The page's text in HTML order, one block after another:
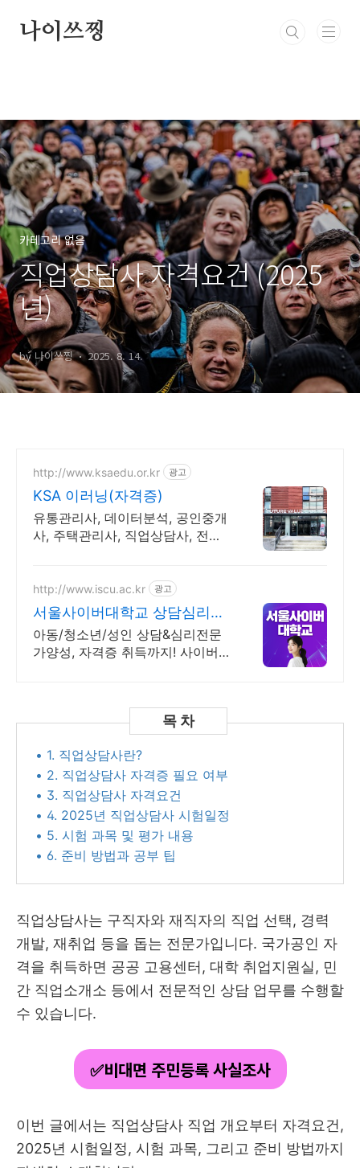
나이쓰찡
카테고리 없음
직업상담사 자격요건 (2025
년)
by 나이쓰찡 2025. 8. 14.
http://www.ksaedu.or.kr 광고
KSA 이러닝(자격증)
유통관리사, 데이터분석, 공인중개
사, 주택관리사, 직업상담사, 전기
http://www.iscu.ac.kr 광고
서울사이버대학교 상담심리학
과 2026 가을학기 신편입생
아동/청소년/성인 상담&심리전문
가양성, 자격증 취득까지! 사이버
• 1. 직업상담사란?
• 2. 직업상담사 자격증 필요 여부
• 3. 직업상담사 자격요건
• 4. 2025년 직업상담사 시험일정
• 5. 시험 과목 및 평가 내용
• 6. 준비 방법과 공부 팁
직업상담사는 구직자와 재직자의 직업 선택, 경력
개발, 재취업 등을 돕는 전문가입니다. 국가공인 자
격을 취득하면 공공 고용센터, 대학 취업지원실, 민
간 직업소개소 등에서 전문적인 상담 업무를 수행할
수 있습니다.
✅비대면 주민등록 사실조사
이번 글에서는 직업상담사 직업 개요부터 자격요건,
2025년 시험일정, 시험 과목, 그리고 준비 방법까지